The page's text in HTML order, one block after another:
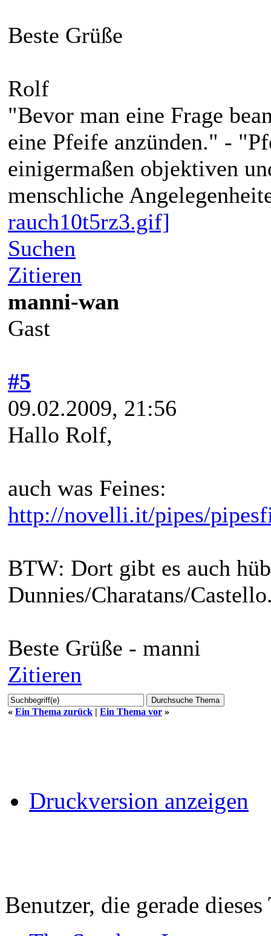
Beste Grüße
Rolf
"Bevor man eine Frage
eine Pfeife anzünden." -
einigermaßen objektiven
menschliche
rauch10t5rz3.gif]
Suchen
Zitieren
manni-wan
Gast
#5
09.02.2009, 21:56
Hallo Rolf,
auch was Feines:
http://novelli.it/pipes/
BTW: Dort gibt es auch
Dunnies/Charatans/
Beste Grüße - manni
Zitieren
« Ein Thema zurück | Ein Thema vor »
Druckversion anzeigen
Benutzer, die gerade